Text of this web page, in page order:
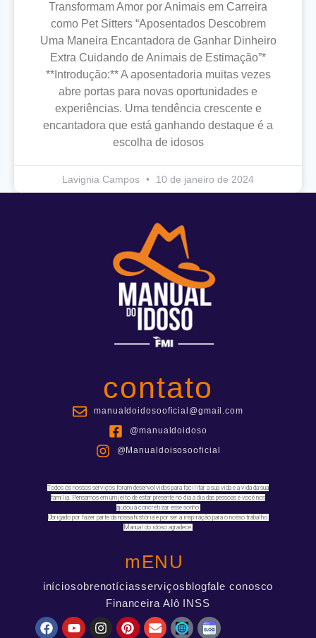
Transformam Amor por Animais em Carreira
como Pet Sitters “Aposentados Descobrem
Uma Maneira Encantadora de Ganhar Dinheiro
Extra Cuidando de Animais de Estimação”*
**Introdução:** A aposentadoria muitas vezes
abre portas para novas oportunidades e
experiências. Uma tendência crescente e
encantadora que está ganhando destaque é a
escolha de idosos
Lavignia Campos 10 de janeiro de 2024
contato
manualdoidosooficial@gmail.com
@manualdoidoso
@Manualdoisosooficial
Todos os nossos serviços foram desenvolvidos para facilitar a sua vida e a vida da sua
família. Pensamos em um jeito de estar presente no dia a dia das pessoas e você nos
ajudou a concretizar esse sonho.
Obrigado por fazer parte da nossa história e por ser a inspiração para o nosso trabalho.
Manual do idoso agradece.
mENU
iníciosobrenotíciasserviçosblogfale conosco
Financeira Alô INSS